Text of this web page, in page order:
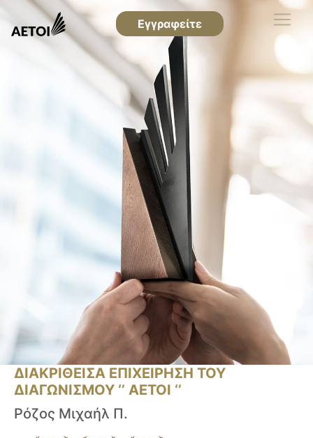
Εγγραφείτε
ΔΙΑΚΡΙΘΕΙΣΑ ΕΠΙΧΕΙΡΗΣΗ ΤΟΥ
ΔΙΑΓΩΝΙΣΜΟΥ ‘’ ΑΕΤΟΙ ‘’
Ρόζος Μιχαήλ Π.